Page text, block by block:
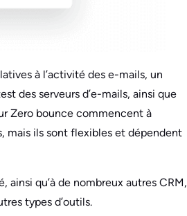
à l’activité des e-mails, un
des serveurs d’e-mails, ainsi que
Zero bounce commencent à
mais ils sont flexibles et dépendent
ainsi qu’à de nombreux autres CRM,
types d’outils.